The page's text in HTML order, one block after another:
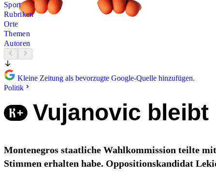
Sport
Rubriken
Orte
Themen
Autoren
Kleine Zeitung als bevorzugte Google-Quelle hinzufügen.
Politik
Vujanovic
Montenegros staatliche Wahlkommission teilte
Stimmen erhalten habe. Oppositionskandidat